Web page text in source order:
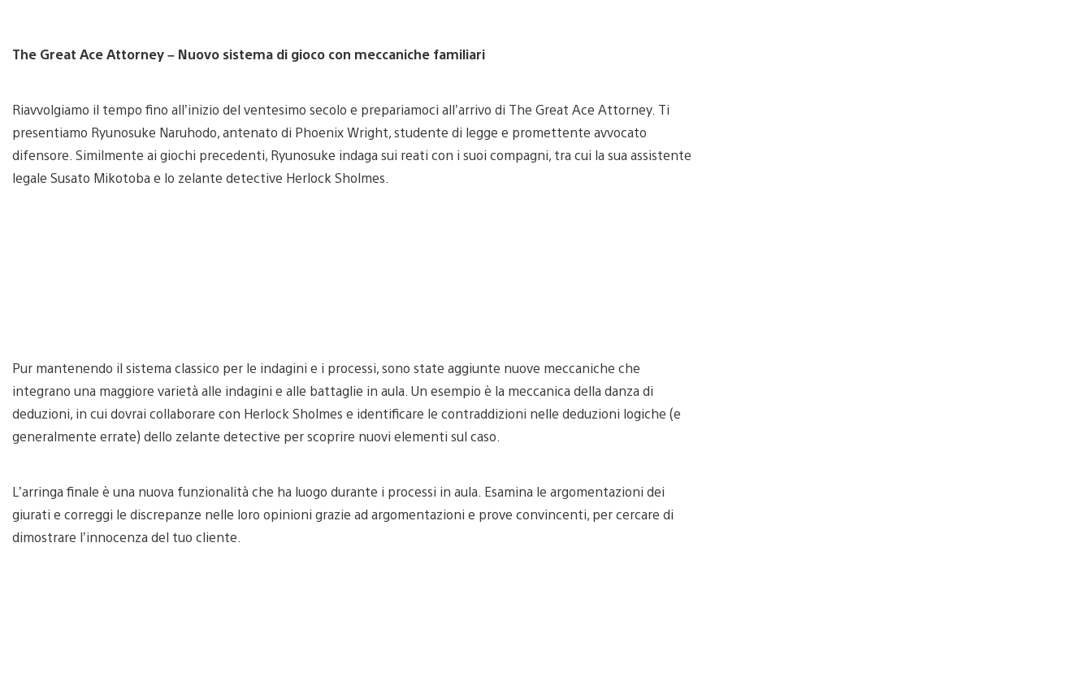
The Great Ace Attorney – Nuovo sistema di gioco con meccaniche familiari
Riavvolgiamo il tempo fino all’inizio del ventesimo secolo e prepariamoci all’arrivo di The Great Ace Attorney. Ti
presentiamo Ryunosuke Naruhodo, antenato di Phoenix Wright, studente di legge e promettente avvocato
difensore. Similmente ai giochi precedenti, Ryunosuke indaga sui reati con i suoi compagni, tra cui la sua assistente
legale Susato Mikotoba e lo zelante detective Herlock Sholmes.
Pur mantenendo il sistema classico per le indagini e i processi, sono state aggiunte nuove meccaniche che
integrano una maggiore varietà alle indagini e alle battaglie in aula. Un esempio è la meccanica della danza di
deduzioni, in cui dovrai collaborare con Herlock Sholmes e identificare le contraddizioni nelle deduzioni logiche (e
generalmente errate) dello zelante detective per scoprire nuovi elementi sul caso.
L’arringa finale è una nuova funzionalità che ha luogo durante i processi in aula. Esamina le argomentazioni dei
giurati e correggi le discrepanze nelle loro opinioni grazie ad argomentazioni e prove convincenti, per cercare di
dimostrare l’innocenza del tuo cliente.